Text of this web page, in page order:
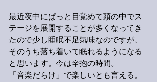
最近夜中にぱっと目覚めて頭の中でス
テージを展開することが多くなってき
たので少し睡眠不足気味なのですが、
そのうち落ち着いて眠れるようになる
と思います。今は辛抱の時間。
「音楽だらけ」で楽しいとも言える。